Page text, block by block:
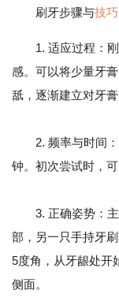
刷牙步骤与技巧
1. 适应过程：
感。可以将少量牙
舐，逐渐建立对牙膏
2. 频率与时间：
钟。初次尝试时，
3. 正确姿势：主
部，另一只手持牙
5度角，从牙龈处开
侧面。